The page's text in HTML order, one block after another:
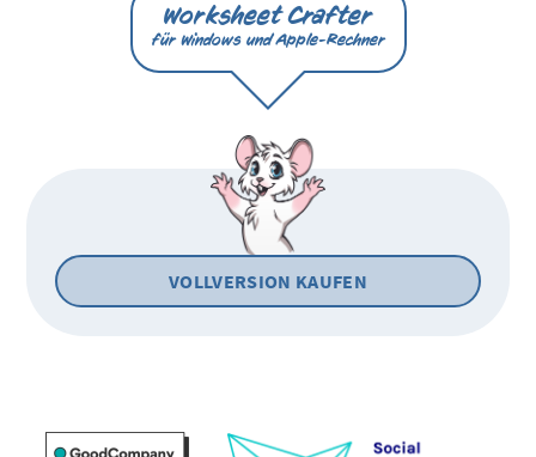
Worksheet Crafter
für Windows und Apple-Rechner
VOLLVERSION KAUFEN